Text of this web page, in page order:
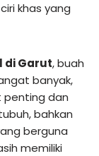
khas yang
di Garut, buah
banyak,
penting dan
bahkan
berguna
memiliki